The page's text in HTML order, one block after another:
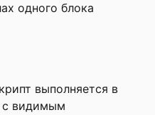
одного блока
выполняется в
с видимым